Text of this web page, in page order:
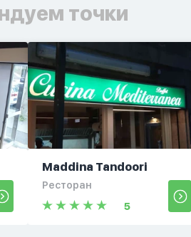
точки
Maddina Tandoori
Ресторан
5